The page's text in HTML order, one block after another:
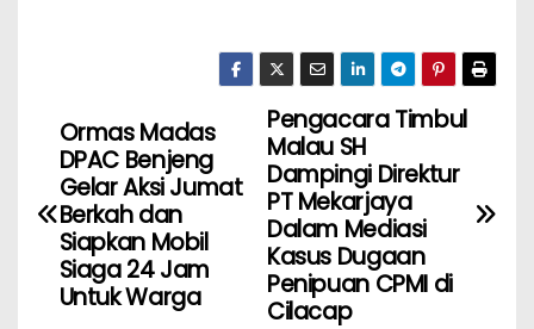
Pengacara Timbul
Malau SH
Dampingi Direktur
PT Mekarjaya
Dalam Mediasi
Kasus Dugaan
Penipuan CPMI di
Cilacap ‎
Ormas Madas
DPAC Benjeng
Gelar Aksi Jumat
Berkah dan
Siapkan Mobil
Siaga 24 Jam
Untuk Warga